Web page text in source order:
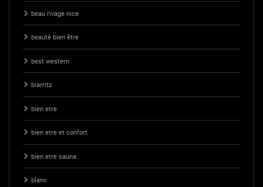
beau rivage nice
beauté bien être
best western
biarritz
bien etre
bien etre et confort
bien etre sauna
blanc